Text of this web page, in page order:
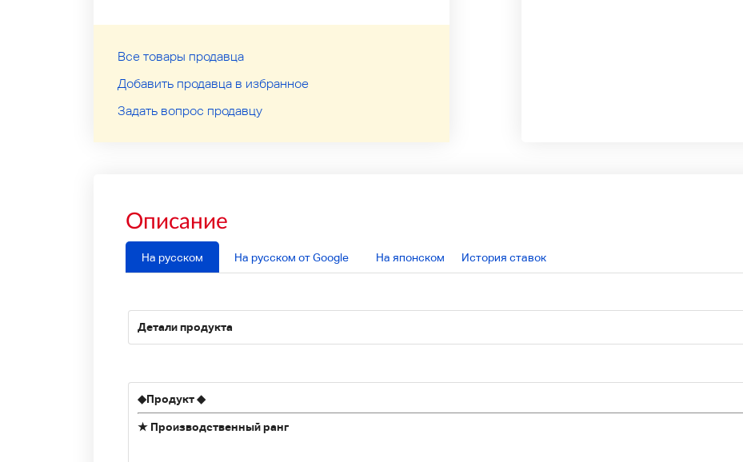
Все товары продавца
Добавить продавца в избранное
Задать вопрос продавцу
Описание
На русском На русском от Google На японском История ставок
Детали продукта
◆Продукт◆
★ Производственный ранг